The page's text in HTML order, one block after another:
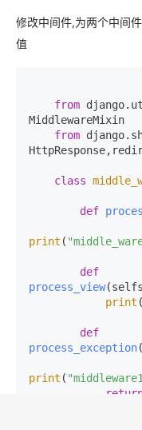
修改中间件,为两个中间
值
from
MiddlewareMixin
from
class
def
print (
def
process_view(
print (
def
process_exception(
print (